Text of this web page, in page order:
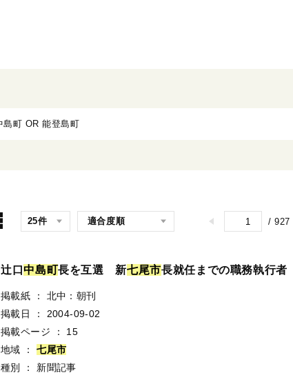
/ 927
辻口中島町長を互選 新七尾市長就任までの職務執行者
掲載紙 ：
北中：朝刊
掲載日
：
2004-09-02
掲載ページ
：
15
地域
： 七尾市
種別
： 新聞記事